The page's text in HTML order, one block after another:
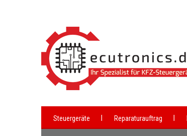
Steuergeräte Reparaturauftrag